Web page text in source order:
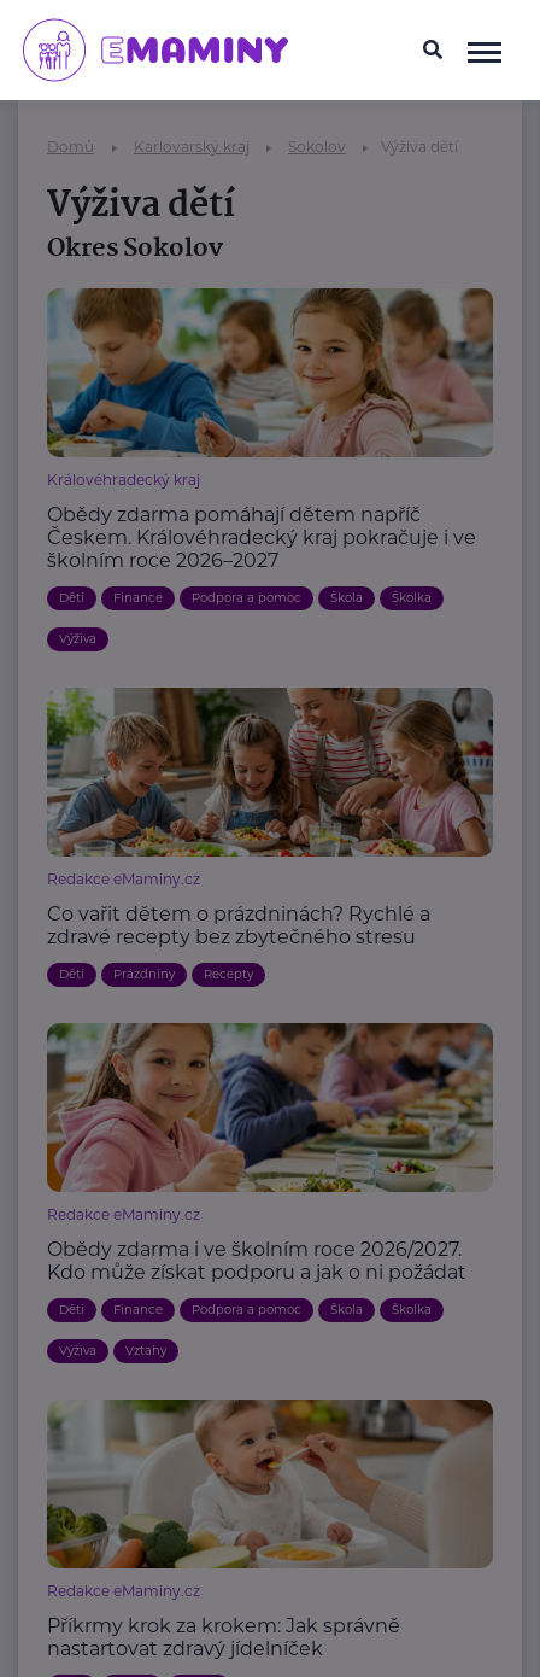
Domů Karlovarský kraj Sokolov Výživa dětí
Výživa dětí
Okres Sokolov
Královéhradecký kraj
Obědy zdarma pomáhají dětem napříč
Českem. Královéhradecký kraj pokračuje i ve
školním roce 2026–2027
Děti Finance Podpora a pomoc Škola Školka
Výživa
Redakce eMaminy.cz
Co vařit dětem o prázdninách? Rychlé a
zdravé recepty bez zbytečného stresu
Děti Prázdniny Recepty
Redakce eMaminy.cz
Obědy zdarma i ve školním roce 2026/2027.
Kdo může získat podporu a jak o ni požádat
Děti Finance Podpora a pomoc Škola Školka
Výživa Vztahy
Redakce eMaminy.cz
Příkrmy krok za krokem: Jak správně
nastartovat zdravý jídelníček